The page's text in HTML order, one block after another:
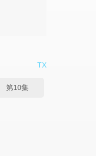
TX
第10集